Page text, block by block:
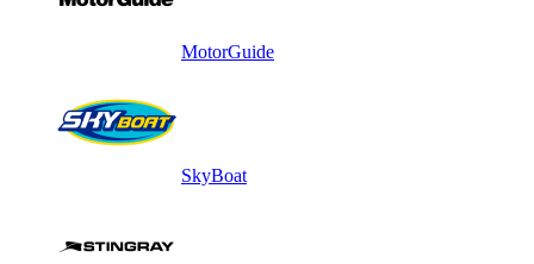
MotorGuide
SkyBoat